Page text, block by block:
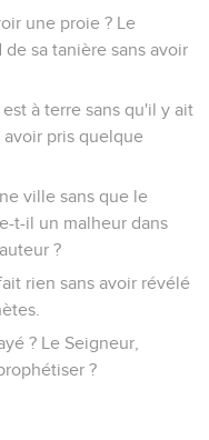
une proie ? Le
sa tanière sans avoir
à terre sans qu'il y ait
avoir pris quelque
ville sans que le
t-il un malheur dans
?
rien sans avoir révélé
? Le Seigneur,
?